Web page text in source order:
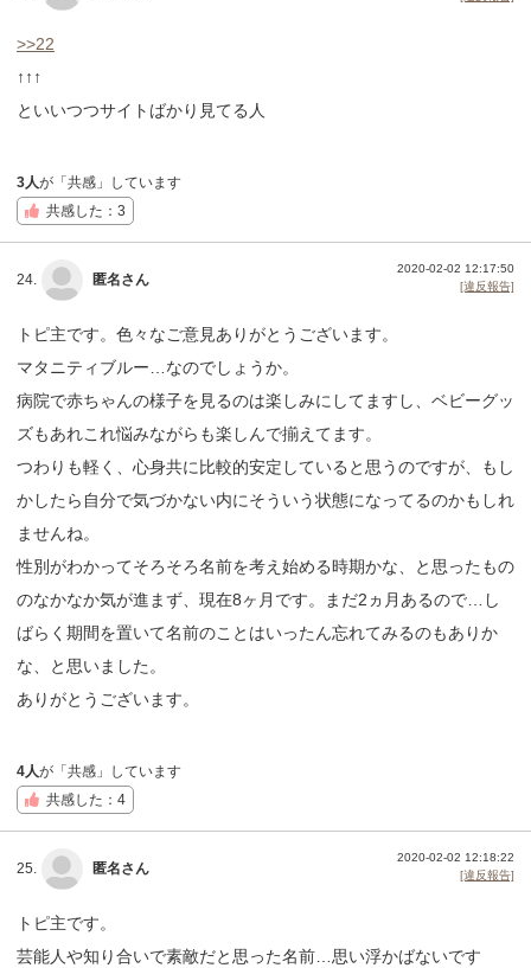
>>22
↑↑↑
といいつつサイトばかり見てる人
3人が「共感」しています
共感した：3
24. 匿名さん
2020-02-02 12:17:50
[違反報告]
トピ主です。色々なご意見ありがとうございます。
マタニティブルー…なのでしょうか。
病院で赤ちゃんの様子を見るのは楽しみにしてますし、ベビーグッ
ズもあれこれ悩みながらも楽しんで揃えてます。
つわりも軽く、心身共に比較的安定していると思うのですが、もし
かしたら自分で気づかない内にそういう状態になってるのかもしれ
ませんね。
性別がわかってそろそろ名前を考え始める時期かな、と思ったもの
のなかなか気が進まず、現在8ヶ月です。まだ2ヵ月あるので…し
ばらく期間を置いて名前のことはいったん忘れてみるのもありか
な、と思いました。
ありがとうございます。
4人が「共感」しています
共感した：4
25. 匿名さん
2020-02-02 12:18:22
[違反報告]
トピ主です。
芸能人や知り合いで素敵だと思った名前…思い浮かばないです